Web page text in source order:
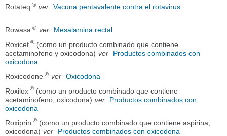
Rotateq ® ver Vacuna pentavalente contra el rotavirus
Rowasa ® ver
Mesalamina rectal
Roxicet ® (como un producto combinado que contiene
acetaminofeno y oxicodona) ver
Productos combinados con
oxicodona
Roxicodone ® ver Oxicodona
Roxilox ® (como un producto combinado que contiene
acetaminofeno, oxicodona) ver
Productos combinados con
oxicodona
Roxiprin ® (como un producto combinado que contiene aspirina,
oxicodona) ver Productos combinados con oxicodona